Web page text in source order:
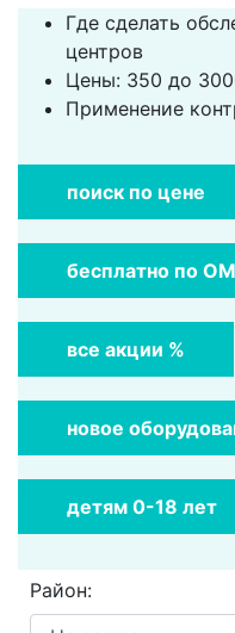
Где сделать
центров
Цены: 350 до
Применение
поиск по цене
бесплатно по
все акции %
новое
детям 0-18 лет
Район: